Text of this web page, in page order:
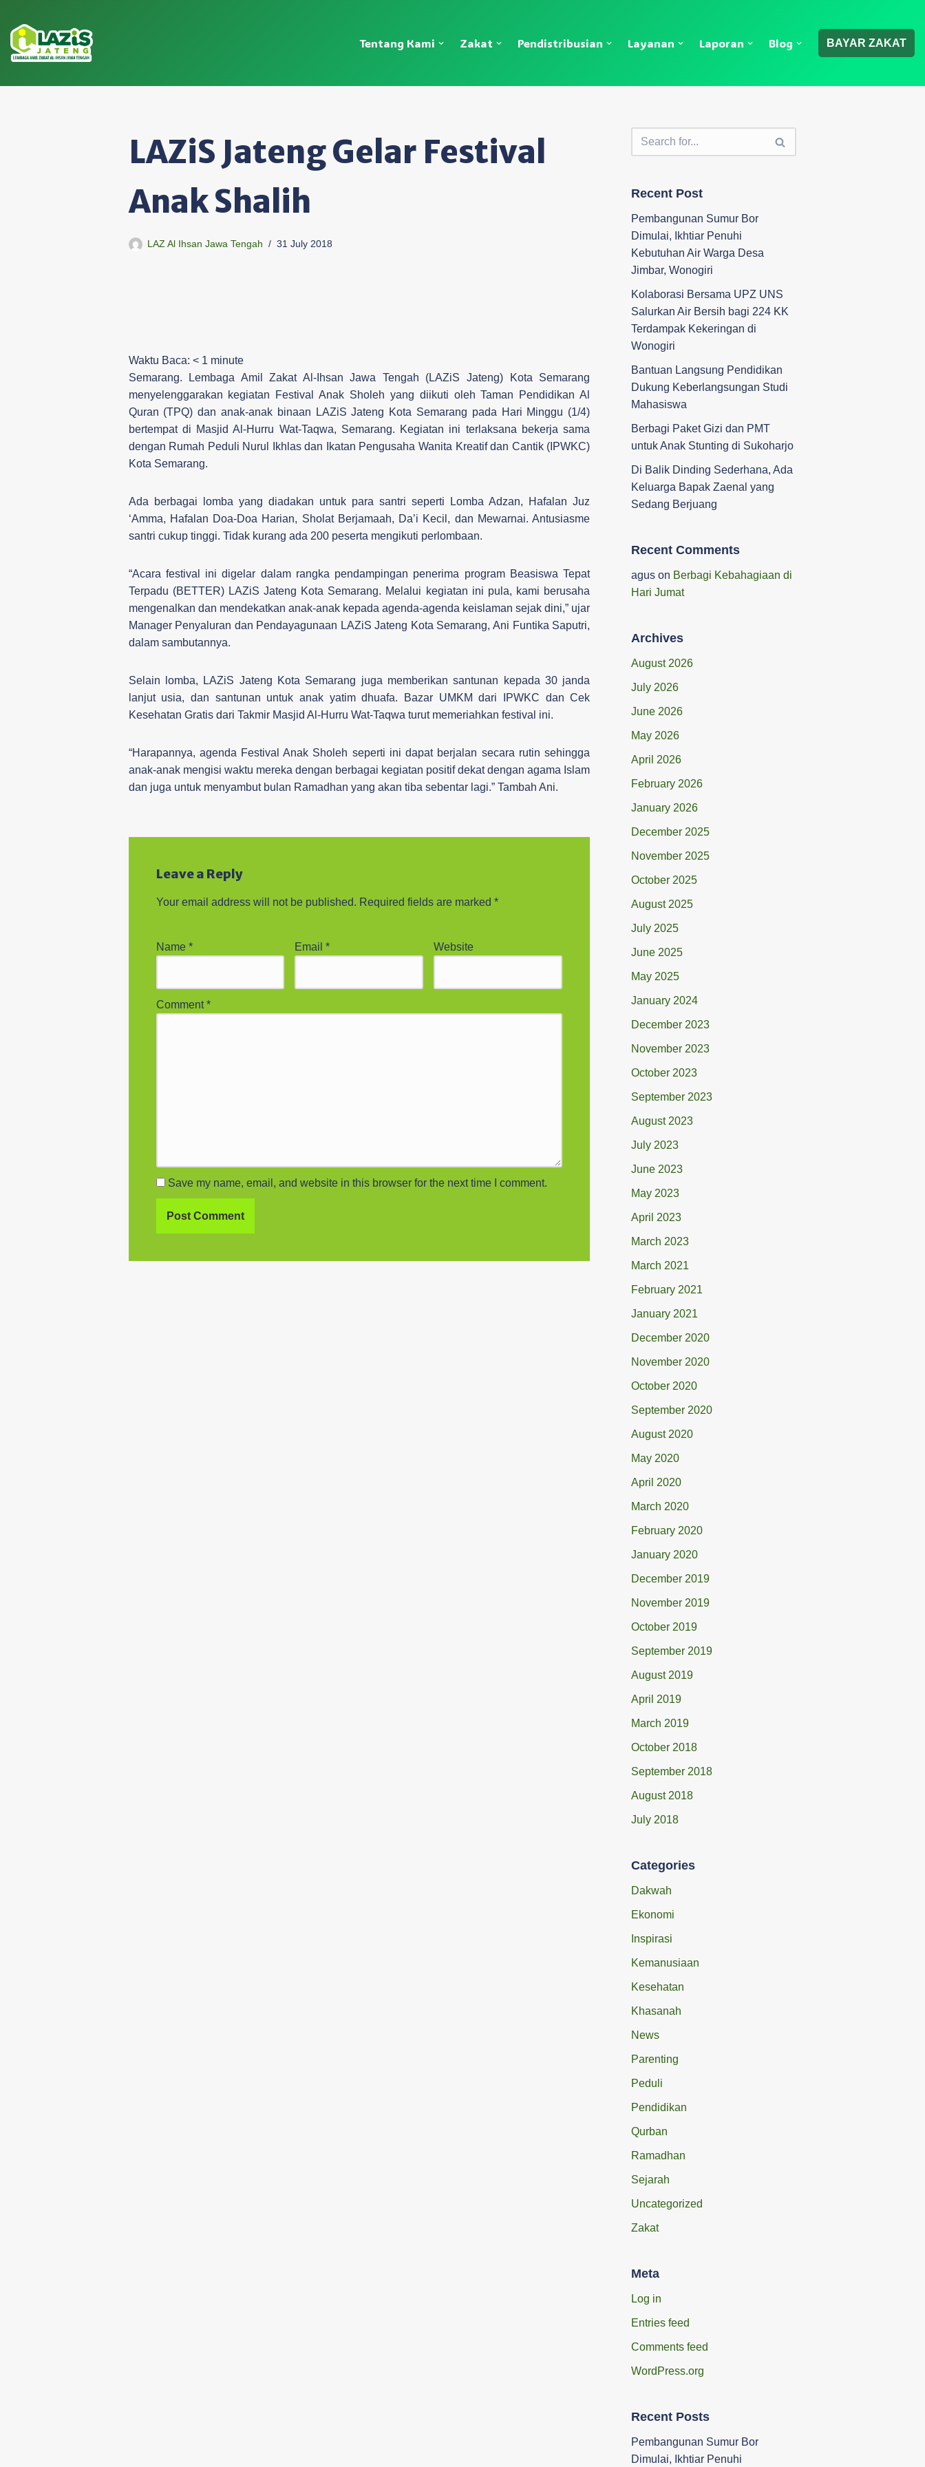
Skip
to
Tentang Kami Zakat Pendistribusian Layanan Laporan Blog BAYAR ZAKAT
LAZiS Jateng Gelar Festival
Anak Shalih
LAZ Al Ihsan Jawa Tengah 31 July 2018
Waktu Baca: < 1 minute
Semarang. Lembaga Amil Zakat Al-Ihsan Jawa Tengah (LAZiS Jateng) Kota Semarang
menyelenggarakan kegiatan Festival Anak Sholeh yang diikuti oleh Taman Pendidikan Al
Quran (TPQ) dan anak-anak binaan LAZiS Jateng Kota Semarang pada Hari Minggu (1/4)
bertempat di Masjid Al-Hurru Wat-Taqwa, Semarang. Kegiatan ini terlaksana bekerja sama
dengan Rumah Peduli Nurul Ikhlas dan Ikatan Pengusaha Wanita Kreatif dan Cantik (IPWKC)
Kota Semarang.
Ada berbagai lomba yang diadakan untuk para santri seperti Lomba Adzan, Hafalan Juz
‘Amma, Hafalan Doa-Doa Harian, Sholat Berjamaah, Da’i Kecil, dan Mewarnai. Antusiasme
santri cukup tinggi. Tidak kurang ada 200 peserta mengikuti perlombaan.
“Acara festival ini digelar dalam rangka pendampingan penerima program Beasiswa Tepat
Terpadu (BETTER) LAZiS Jateng Kota Semarang. Melalui kegiatan ini pula, kami berusaha
mengenalkan dan mendekatkan anak-anak kepada agenda-agenda keislaman sejak dini,” ujar
Manager Penyaluran dan Pendayagunaan LAZiS Jateng Kota Semarang, Ani Funtika Saputri,
dalam sambutannya.
Selain lomba, LAZiS Jateng Kota Semarang juga memberikan santunan kepada 30 janda
lanjut usia, dan santunan untuk anak yatim dhuafa. Bazar UMKM dari IPWKC dan Cek
Kesehatan Gratis dari Takmir Masjid Al-Hurru Wat-Taqwa turut memeriahkan festival ini.
“Harapannya, agenda Festival Anak Sholeh seperti ini dapat berjalan secara rutin sehingga
anak-anak mengisi waktu mereka dengan berbagai kegiatan positif dekat dengan agama Islam
dan juga untuk menyambut bulan Ramadhan yang akan tiba sebentar lagi.” Tambah Ani.
Leave a Reply
Your email address will not be published. Required fields are marked *
Name * Email* Website
Comment*
Save my name, email, and website in this browser for the next time I comment.
Recent Post
Pembangunan Sumur Bor
Dimulai, Ikhtiar Penuhi
Kebutuhan Air Warga Desa
Jimbar, Wonogiri
Kolaborasi Bersama UPZ UNS
Salurkan Air Bersih bagi 224 KK
Terdampak Kekeringan di
Wonogiri
‎Bantuan Langsung Pendidikan
Dukung Keberlangsungan Studi
Mahasiswa ‎
Berbagi Paket Gizi dan PMT
untuk Anak Stunting di Sukoharjo
Di Balik Dinding Sederhana, Ada
Keluarga Bapak Zaenal yang
Sedang Berjuang
Recent Comments
agus on Berbagi Kebahagiaan di
Hari Jumat
Archives
August 2026
July 2026
June 2026
May 2026
April 2026
February 2026
January 2026
December 2025
November 2025
October 2025
August 2025
July 2025
June 2025
May 2025
January 2024
December 2023
November 2023
October 2023
September 2023
August 2023
July 2023
June 2023
May 2023
April 2023
March 2023
March 2021
February 2021
January 2021
December 2020
November 2020
October 2020
September 2020
August 2020
May 2020
April 2020
March 2020
February 2020
January 2020
December 2019
November 2019
October 2019
September 2019
August 2019
April 2019
March 2019
October 2018
September 2018
August 2018
July 2018
Categories
Dakwah
Ekonomi
Inspirasi
Kemanusiaan
Kesehatan
Khasanah
News
Parenting
Peduli
Pendidikan
Qurban
Ramadhan
Sejarah
Uncategorized
Zakat
Meta
Log in
Entries feed
Comments feed
WordPress.org
Recent Posts
Pembangunan Sumur Bor
Dimulai, Ikhtiar Penuhi